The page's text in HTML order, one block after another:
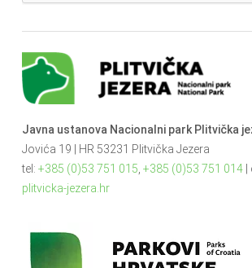
Javna ustanova Nacionalni park Plitvička
Jovića 19 | HR 53231 Plitvička Jezera
tel: +385 (0)53 751 015 +385 (0)53 751 014|
plitvicka-jezera.hr